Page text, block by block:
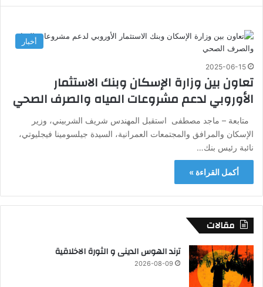
أخبار
2025-06-15
تعاون بين وزارة الإسكان وبنك الاستثمار
الأوروبي لدعم مشروعات المياه والصرف الصحي
متابعة – ماجد مصطفى استقبل المهندس شريف الشربيني، وزير
الإسكان والمرافق والمجتمعات العمرانية، السيدة جيلسومينا فيجليوتي،
نائبة رئيس بنك…
أكمل القراءة »
مقالات
ترند الهوس الدينى و الثورة الاخلاقية
2026-08-09